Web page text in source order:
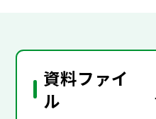
資料ファイ
ル